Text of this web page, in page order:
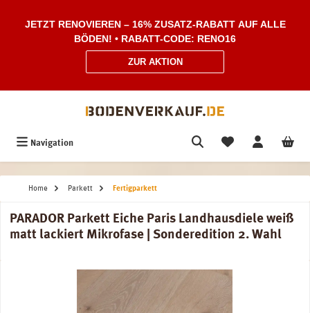
JETZT RENOVIEREN – 16% ZUSATZ-RABATT AUF ALLE
BÖDEN! • RABATT-CODE: RENO16
ZUR AKTION
Navigation
Home Parkett Fertigparkett
PARADOR Parkett Eiche Paris Landhausdiele weiß
matt lackiert Mikrofase | Sonderedition 2. Wahl